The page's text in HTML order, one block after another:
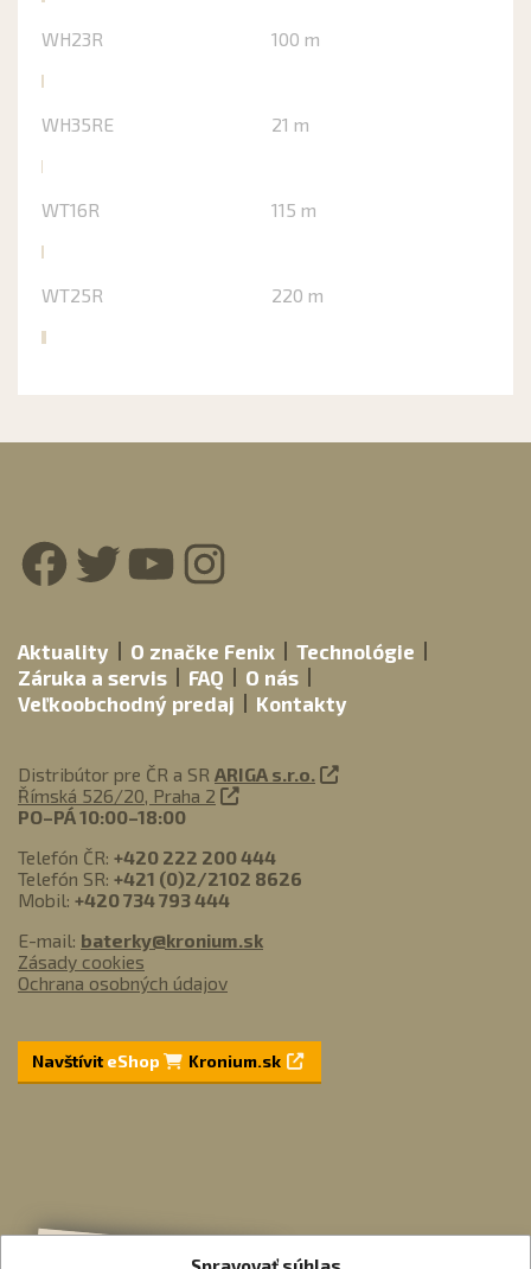
WH23R 100 m
WH35RE 21 m
WT16R 115 m
WT25R 220 m
Facebook
Twitter
YouTube
Aktuality O značke Fenix
Technológie
Záruka a servis
FAQ
O nás
Veľkoobchodný predaj
Kontakty
Distribútor pre ČR a SR ARIGA s.r.o.
Římská 526/20, Praha 2
PO–PÁ 10:00–18:00
Telefón ČR: +420 222 200 444
Telefón SR: +421 (0)2/2102 8626
Mobil: +420 734 793 444
E-mail: baterky@kronium.sk
Zásady cookies
Ochrana osobných údajov
NavštíviteShop Kronium.sk